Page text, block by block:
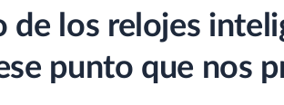
de los relojes
ese punto que nos